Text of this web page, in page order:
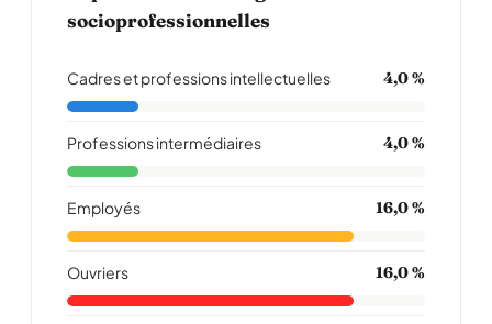
socioprofessionnelles
Cadres et professions intellectuelles 4,0 %
Professions intermédiaires 4,0 %
Employés 16,0 %
Ouvriers 16,0 %